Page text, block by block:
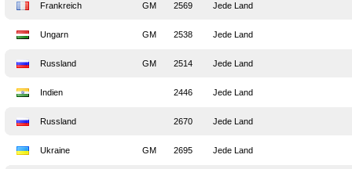
Frankreich GM 2569 Jede Land
Ungarn GM 2538 Jede Land
Russland GM 2514 Jede Land
Indien 2446 Jede Land
Russland 2670 Jede Land
Ukraine GM 2695 Jede Land